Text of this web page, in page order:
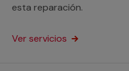
esta reparación.
Ver servicios